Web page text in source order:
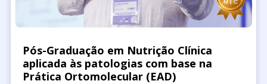
Pós-Graduação em Nutrição Clínica
aplicada às patologias com base na
Prática Ortomolecular (EAD)